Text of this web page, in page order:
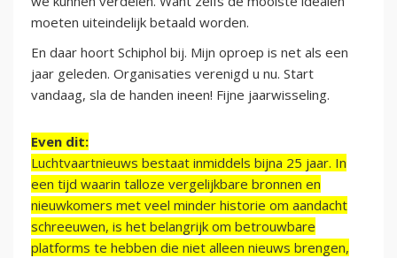
moeten uiteindelijk betaald worden.
En daar hoort Schiphol bij. Mijn oproep is net als een
jaar geleden. Organisaties verenigd u nu. Start
vandaag, sla de handen ineen! Fijne jaarwisseling.
Even dit:
Luchtvaartnieuws bestaat inmiddels bijna 25 jaar. In
een tijd waarin talloze vergelijkbare bronnen en
nieuwkomers met veel minder historie om aandacht
schreeuwen, is het belangrijk om betrouwbare
platforms te hebben die niet alleen nieuws brengen,